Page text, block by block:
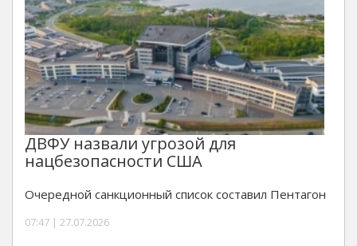
ДВФУ назвали угрозой для
нацбезопасности США
Очередной санкционный список составил Пентагон
07:47 | 27.07.2026